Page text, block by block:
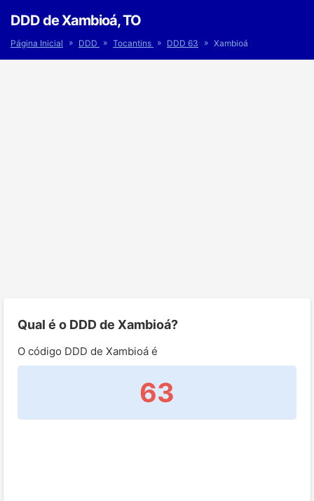
DDD de Xambioá, TO
Página Inicial » DDD » Tocantins » DDD 63 » Xambioá
Qual é o DDD de Xambioá?
O código DDD de Xambioá é
63